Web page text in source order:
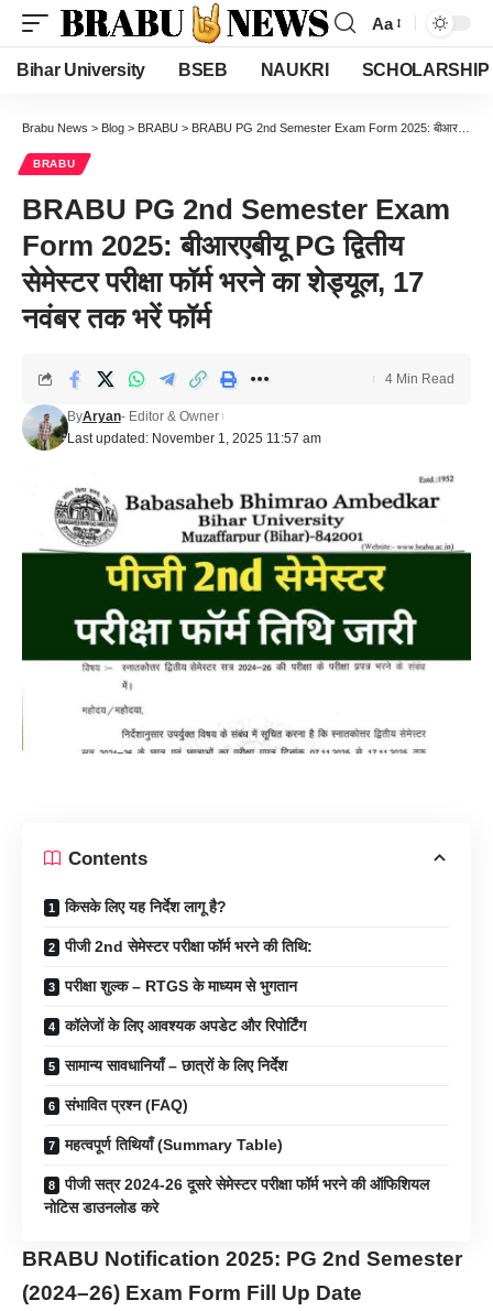
Font
Resizer
Aa
Bihar University BSEB NAUKRI SCHOLARSHIP
Brabu News > Blog > BRABU > BRABU PG 2nd Semester Exam Form 2025: बीआरएबीयू PG द्वितीय सेमेस्टर परीक्षा फॉर्म भरने का शेड्यूल, 17 नवंबर तक भरें फॉर्म
BRABU
BRABU PG 2nd Semester Exam
Form 2025: बीआरएबीयू PG द्वितीय
सेमेस्टर परीक्षा फॉर्म भरने का शेड्यूल, 17
नवंबर तक भरें फॉर्म
Last updated: November 1, 2025 11:57 am
ByAryan- Editor & Owner
4 Min Read
Contents
किसके लिए यह निर्देश लागू है?
पीजी 2nd सेमेस्टर परीक्षा फॉर्म भरने की तिथि:
परीक्षा शुल्क – RTGS के माध्यम से भुगतान
कॉलेजों के लिए आवश्यक अपडेट और रिपोर्टिंग
सामान्य सावधानियाँ – छात्रों के लिए निर्देश
संभावित प्रश्न (FAQ)
महत्वपूर्ण तिथियाँ (Summary Table)
पीजी सत्र 2024-26 दूसरे सेमेस्टर परीक्षा फॉर्म भरने की ऑफिशियल
नोटिस डाउनलोड करे
BRABU Notification 2025: PG 2nd Semester
(2024–26) Exam Form Fill Up Date